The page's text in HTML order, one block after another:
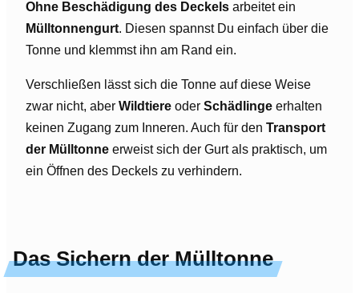
Ohne Beschädigung des Deckels arbeitet ein
Mülltonnengurt. Diesen spannst Du einfach über die
Tonne und klemmst ihn am Rand ein.
Verschließen lässt sich die Tonne auf diese Weise
zwar nicht, aber Wildtiere oder Schädlinge erhalten
keinen Zugang zum Inneren. Auch für den Transport
der Mülltonne erweist sich der Gurt als praktisch, um
ein Öffnen des Deckels zu verhindern.
Das Sichern der Mülltonne